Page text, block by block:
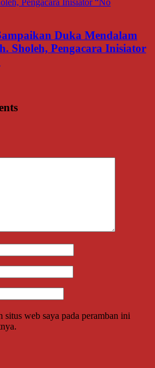
Duka Mendalam
Sholeh, Pengacara Inisiator
situs web saya pada peramban ini